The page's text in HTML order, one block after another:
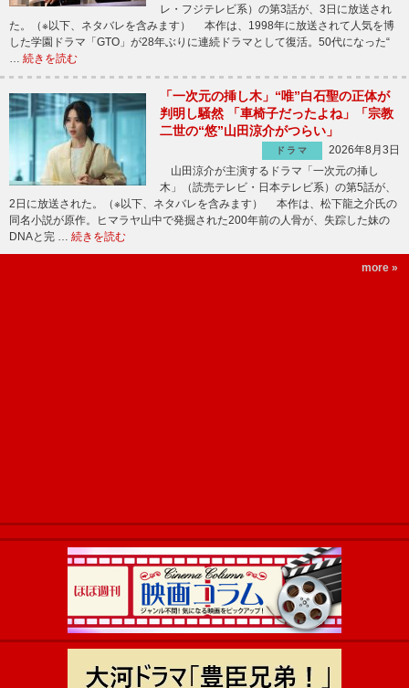
レ・フジテレビ系）の第3話が、3日に放送され
た。（※以下、ネタバレを含みます） 本作は、1998年に放送されて人気を博
した学園ドラマ「GTO」が28年ぶりに連続ドラマとして復活。50代になった“
… 続きを読む
「一次元の挿し木」“唯”白石聖の正体が
判明し騒然 「車椅子だったよね」「宗教
二世の“悠”山田涼介がつらい」
ドラマ
2026年8月3日
山田涼介が主演するドラマ「一次元の挿し
木」（読売テレビ・日本テレビ系）の第5話が、
2日に放送された。（※以下、ネタバレを含みます） 本作は、松下龍之介氏の
同名小説が原作。ヒマラヤ山中で発掘された200年前の人骨が、失踪した妹の
DNAと完 … 続きを読む
more »